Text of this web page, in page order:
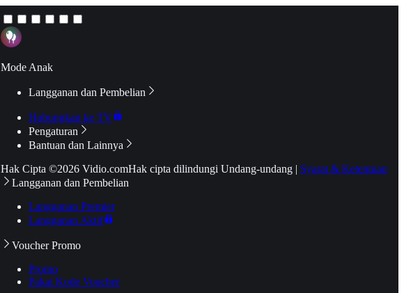
Mode Anak
Langganan dan Pembelian
Hubungkan ke TV
Pengaturan
Bantuan dan Lainnya
Hak Cipta ©2026 Vidio.comHak cipta dilindungi Undang-undang | Syarat & Ketentuan
Langganan dan Pembelian
Langganan Premier
Langganan Aktif
Voucher Promo
Promo
Pakai Kode Voucher